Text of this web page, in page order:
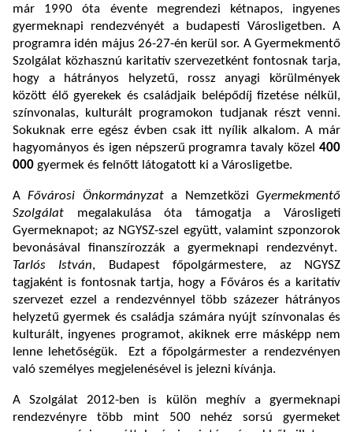
már 1990 óta évente megrendezi kétnapos, ingyenes
gyermeknapi rendezvényét a budapesti Városligetben. A
programra idén május 26-27-én kerül sor. A Gyermekmentő
Szolgálat közhasznú karitatív szervezetként fontosnak tarja,
hogy a hátrányos helyzetű, rossz anyagi körülmények
között élő gyerekek és családjaik belépődíj fizetése nélkül,
színvonalas, kulturált programokon tudjanak részt venni.
Sokuknak erre egész évben csak itt nyílik alkalom. A már
hagyományos és igen népszerű programra tavaly közel 400
000 gyermek és felnőtt látogatott ki a Városligetbe.
AFővárosi Önkormányzata NemzetköziGyermekmentő
Szolgálat megalakulása óta támogatja a Városligeti
Gyermeknapot; az NGYSZ-szel együtt, valamint szponzorok
bevonásával finanszírozzák a gyermeknapi rendezvényt.
Tarlós István, Budapest főpolgármestere, az NGYSZ
tagjaként is fontosnak tartja, hogy a Főváros és a karitatív
szervezet ezzel a rendezvénnyel több százezer hátrányos
helyzetű gyermek és családja számára nyújt színvonalas és
kulturált, ingyenes programot, akiknek erre másképp nem
lenne lehetőségük. Ezt a főpolgármester a rendezvényen
való személyes megjelenésével is jelezni kívánja.
A Szolgálat 2012-ben is külön meghív a gyermeknapi
rendezvényre több mint 500 nehéz sorsú gyermeket